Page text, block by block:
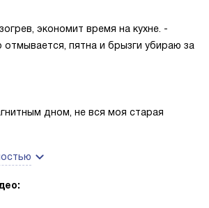
экономит время на кухне. -
отмывается, пятна и брызги убираю за
дном, не вся моя старая